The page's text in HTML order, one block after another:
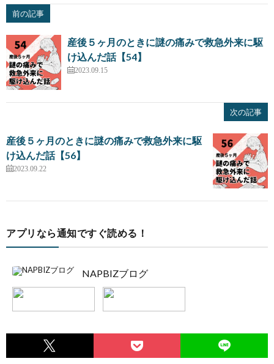
前の記事
産後５ヶ月のときに謎の痛みで救急外来に駆
け込んだ話【54】
2023.09.15
次の記事
産後５ヶ月のときに謎の痛みで救急外来に駆
け込んだ話【56】
2023.09.22
アプリなら通知ですぐ読める！
NAPBIZブログ